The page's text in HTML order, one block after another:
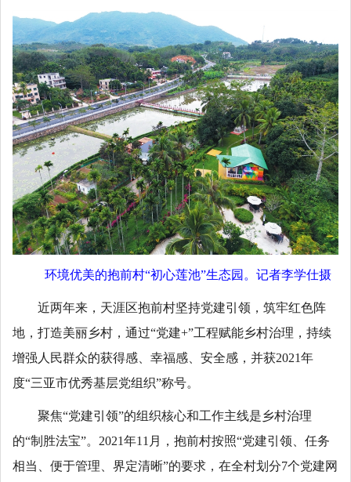
环境优美的抱前村“初心莲池”生态园。记者李学仕摄
近两年来，天涯区抱前村坚持党建引领，筑牢红色阵
地，打造美丽乡村，通过“党建+”工程赋能乡村治理，持续
增强人民群众的获得感、幸福感、安全感，并获2021年
度“三亚市优秀基层党组织”称号。
聚焦“党建引领”的组织核心和工作主线是乡村治理
的“制胜法宝”。2021年11月，抱前村按照“党建引领、任务
相当、便于管理、界定清晰”的要求，在全村划分7个党建网